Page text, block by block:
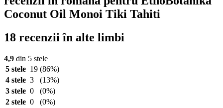
Coconut Oil Monoi Tiki Tahiti
18 recenzii în alte limbi
4,9 din 5 stele
5 stele 19 (86%)
4 stele 3
(13%)
3 stele 0
(0%)
2 stele 0
(0%)